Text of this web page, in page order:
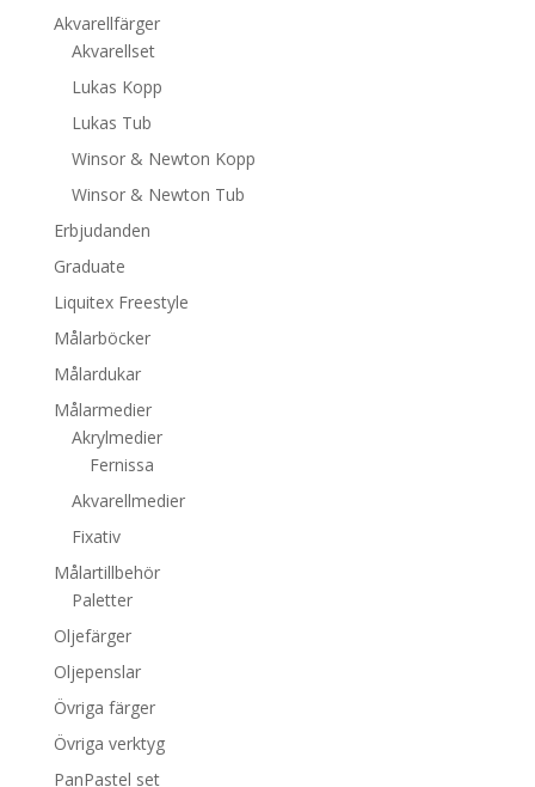
Akvarellfärger
Akvarellset
Lukas Kopp
Lukas Tub
Winsor & Newton Kopp
Winsor & Newton Tub
Erbjudanden
Graduate
Liquitex Freestyle
Målarböcker
Målardukar
Målarmedier
Akrylmedier
Fernissa
Akvarellmedier
Fixativ
Målartillbehör
Paletter
Oljefärger
Oljepenslar
Övriga färger
Övriga verktyg
PanPastel set